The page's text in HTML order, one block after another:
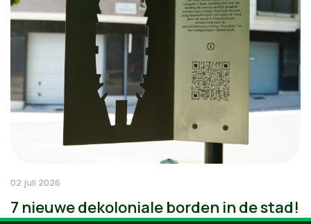
02 juli 2026
7 nieuwe dekoloniale borden in de stad!